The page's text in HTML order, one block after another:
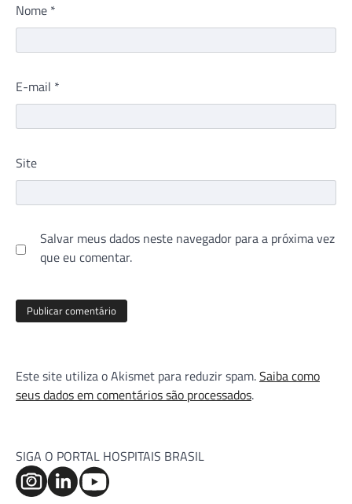
Nome *
E-mail *
Site
Salvar meus dados neste navegador para a próxima vez
que eu comentar.
Este site utiliza o Akismet para reduzir spam.Saiba como
seus dados em comentários são processados.
SIGA O PORTAL HOSPITAIS BRASIL